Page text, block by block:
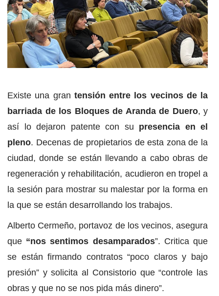
Existe una gran tensión entre los vecinos de la
barriada de los Bloques de Aranda de Duero, y
así lo dejaron patente con su presencia en el
pleno. Decenas de propietarios de esta zona de la
ciudad, donde se están llevando a cabo obras de
regeneración y rehabilitación, acudieron en tropel a
la sesión para mostrar su malestar por la forma en
la que se están desarrollando los trabajos.
Alberto Cermeño, portavoz de los vecinos, asegura
que “nos sentimos desamparados”. Critica que
se están firmando contratos “poco claros y bajo
presión” y solicita al Consistorio que “controle las
obras y que no se nos pida más dinero”.